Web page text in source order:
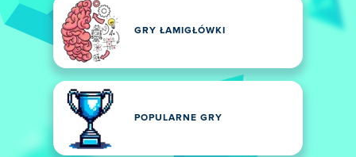
GRY ŁAMIGŁÓWKI
POPULARNE GRY